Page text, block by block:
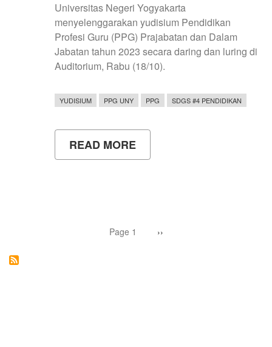
Universitas Negeri Yogyakarta
menyelenggarakan yudisium Pendidikan
Profesi Guru (PPG) Prajabatan dan Dalam
Jabatan tahun 2023 secara daring dan luring di
Auditorium, Rabu (18/10).
YUDISIUM PPG UNY PPG SDGS #4 PENDIDIKAN
READ MORE
YUDISIUM
Page 1 Next
››